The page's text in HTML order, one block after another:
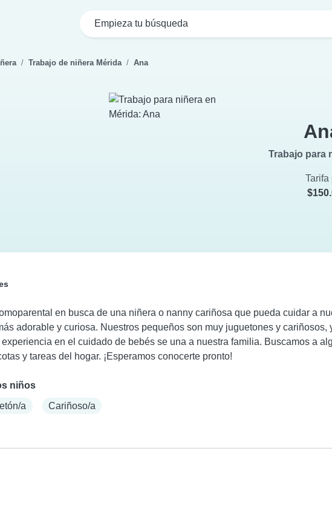
Empieza tu búsqueda
Trabajo de niñera Mérida Ana
Trabajo para
Tarifa
en busca de una niñera o nanny cariñosa que pueda cuidar a
adorable y curiosa. Nuestros pequeños son muy juguetones y cariñosos,
en el cuidado de bebés se una a nuestra familia. Buscamos a
y tareas del hogar. ¡Esperamos conocerte pronto!
niños
a Cariñoso/a